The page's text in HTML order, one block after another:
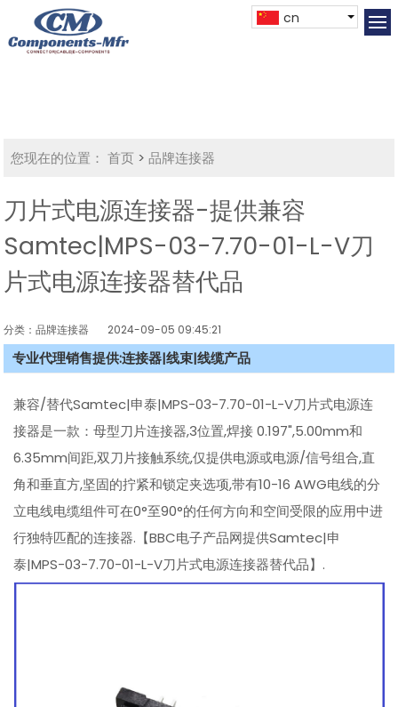
cn
您现在的位置： 首页 >品牌连接器
刀片式电源连接器-提供兼容
Samtec|MPS-03-7.70-01-L-V刀
片式电源连接器替代品
分类：品牌连接器 2024-09-05 09:45:21
专业代理销售提供:连接器|线束|线缆产品
兼容/替代Samtec|申泰|MPS-03-7.70-01-L-V刀片式电源连
接器是一款：母型刀片连接器,3位置,焊接 0.197",5.00mm和
6.35mm间距,双刀片接触系统,仅提供电源或电源/信号组合,直
角和垂直方,坚固的拧紧和锁定夹选项,带有10-16 AWG电线的分
立电线电缆组件可在0°至90°的任何方向和空间受限的应用中进
行独特匹配的连接器.【BBC电子产品网提供Samtec|申
泰|MPS-03-7.70-01-L-V刀片式电源连接器替代品】.